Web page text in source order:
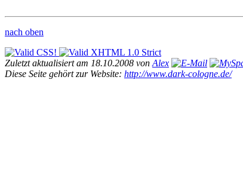
nach oben
Zuletzt aktualisiert am 18.10.2008 von Alex
Diese Seite gehört zur Website: http://www.dark-cologne.de/